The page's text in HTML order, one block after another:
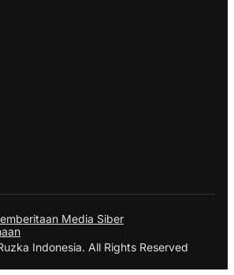
Media Siber
Indonesia. All Rights Reserved